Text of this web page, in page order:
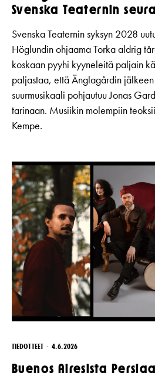
Svenska Teaternin
Svenska Teaternin syksyn 2028
Höglundin ohjaama Torka aldrig
koskaan pyyhi kyyneleitä paljain
paljastaa, että Änglagårdin
suurmusikaali pohjautuu Jonas
tarinaan. Musiikin molempiin
Kempe.
TIEDOTTEET 4.6.2026
Buenos Airesista